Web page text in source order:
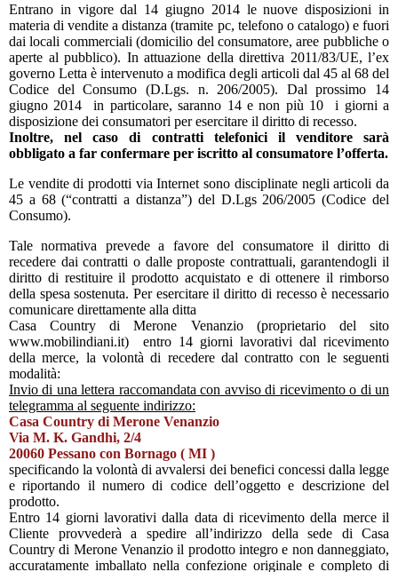
Entrano in vigore dal 14 giugno 2014 le nuove disposizioni in
materia di vendite a distanza (tramite pc, telefono o catalogo) e fuori
dai locali commerciali (domicilio del consumatore, aree pubbliche o
aperte al pubblico). In attuazione della direttiva 2011/83/UE, l’ex
governo Letta è intervenuto a modifica degli articoli dal 45 al 68 del
Codice del Consumo (D.Lgs. n. 206/2005). Dal prossimo 14
giugno 2014 in particolare, saranno 14 e non più 10 i giorni a
disposizione dei consumatori per esercitare il diritto di recesso.
Inoltre, nel caso di contratti telefonici il venditore sarà
obbligato a far confermare per iscritto al consumatore l’offerta.
Le vendite di prodotti via Internet sono disciplinate negli articoli da
45 a 68 (“contratti a distanza”) del D.Lgs 206/2005 (Codice del
Consumo).
Tale normativa prevede a favore del consumatore il diritto di
recedere dai contratti o dalle proposte contrattuali, garantendogli il
diritto di restituire il prodotto acquistato e di ottenere il rimborso
della spesa sostenuta. Per esercitare il diritto di recesso è necessario
comunicare direttamente alla ditta
Casa Country di Merone Venanzio (proprietario del sito
www.mobilindiani.it) entro 14 giorni lavorativi dal ricevimento
della merce, la volontà di recedere dal contratto con le seguenti
modalità:
Invio di una lettera raccomandata con avviso di ricevimento o di un
telegramma al seguente indirizzo:
Casa Country di Merone Venanzio
Via M. K. Gandhi, 2/4
20060 Pessano con Bornago ( MI )
specificando la volontà di avvalersi dei benefici concessi dalla legge
e riportando il numero di codice dell’oggetto e descrizione del
prodotto.
Entro 14 giorni lavorativi dalla data di ricevimento della merce il
Cliente provvederà a spedire all’indirizzo della sede di Casa
Country di Merone Venanzio il prodotto integro e non danneggiato,
accuratamente imballato nella confezione originale e completo di